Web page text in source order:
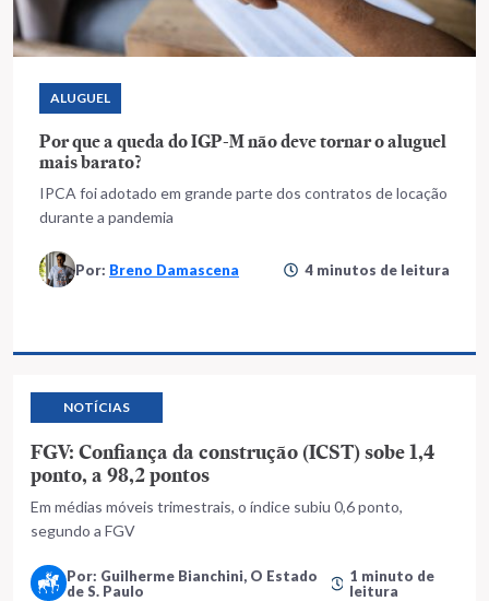
ALUGUEL
Por que a queda do IGP-M não deve tornar o aluguel
mais barato?
IPCA foi adotado em grande parte dos contratos de locação
durante a pandemia
Por: Breno Damascena 4 minutos de leitura
NOTÍCIAS
FGV: Confiança da construção (ICST) sobe 1,4
ponto, a 98,2 pontos
Em médias móveis trimestrais, o índice subiu 0,6 ponto,
segundo a FGV
Por: Guilherme Bianchini, O Estado
de S. Paulo
1 minuto de
leitura